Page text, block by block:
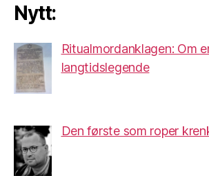
Nytt:
Ritualmordanklagen: Om
langtidslegende
Den første som roper